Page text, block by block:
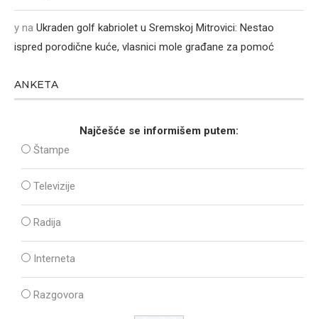
y na Ukraden golf kabriolet u Sremskoj Mitrovici: Nestao
ispred porodične kuće, vlasnici mole građane za pomoć
ANKETA
Najčešće se informišem putem:
Štampe
Televizije
Radija
Interneta
Razgovora